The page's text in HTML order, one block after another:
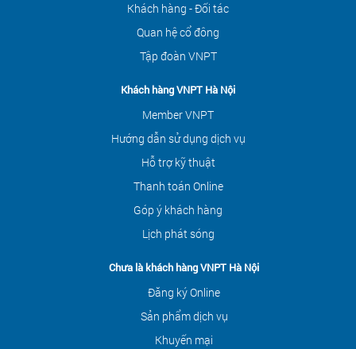
Khách hàng - Đối tác
Quan hệ cổ đông
Tập đoàn VNPT
Khách hàng VNPT Hà Nội
Member VNPT
Hướng dẫn sử dụng dịch vụ
Hỗ trợ kỹ thuật
Thanh toán Online
Góp ý khách hàng
Lịch phát sóng
Chưa là khách hàng VNPT Hà Nội
Đăng ký Online
Sản phẩm dịch vụ
Khuyến mại